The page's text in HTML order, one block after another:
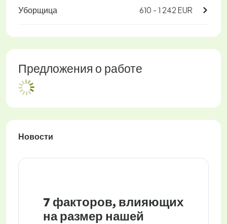
Уборщица 610 - 1 242 EUR
Предложения о работе
Новости
7 факторов, влияющих
на размер нашей